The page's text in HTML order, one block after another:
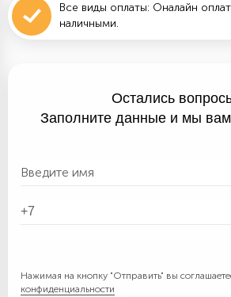
Все виды оплаты: Оналайн
наличными.
Остались
Заполните данные и мы
Нажимая на кнопку "Отправить" вы
конфиденциальности